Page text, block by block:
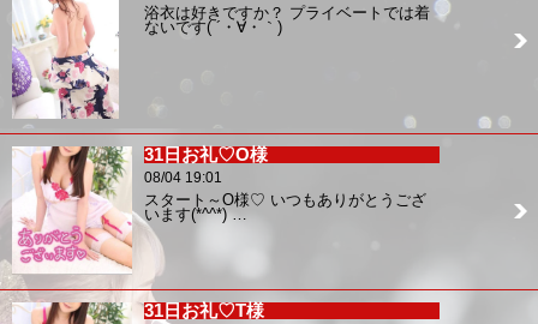
浴衣は好きですか？ プライベートでは着
ないです( ´・∀・｀)
31日お礼♡O様
08/04 19:01
スタート～O様♡ いつもありがとうござ
います(*^^*) …
31日お礼♡T様